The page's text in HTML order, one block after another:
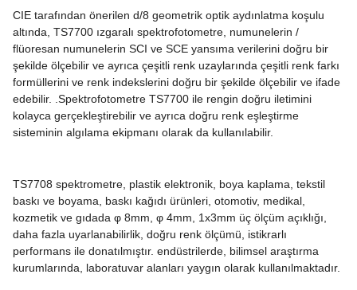
CIE tarafından önerilen d/8 geometrik optik aydınlatma koşulu
altında, TS7700 ızgaralı spektrofotometre, numunelerin /
flüoresan numunelerin SCI ve SCE yansıma verilerini doğru bir
şekilde ölçebilir ve ayrıca çeşitli renk uzaylarında çeşitli renk farkı
formüllerini ve renk indekslerini doğru bir şekilde ölçebilir ve ifade
edebilir. .Spektrofotometre TS7700 ile rengin doğru iletimini
kolayca gerçekleştirebilir ve ayrıca doğru renk eşleştirme
sisteminin algılama ekipmanı olarak da kullanılabilir.
TS7708 spektrometre, plastik elektronik, boya kaplama, tekstil
baskı ve boyama, baskı kağıdı ürünleri, otomotiv, medikal,
kozmetik ve gıdada φ 8mm, φ 4mm, 1x3mm üç ölçüm açıklığı,
daha fazla uyarlanabilirlik, doğru renk ölçümü, istikrarlı
performans ile donatılmıştır. endüstrilerde, bilimsel araştırma
kurumlarında, laboratuvar alanları yaygın olarak kullanılmaktadır.